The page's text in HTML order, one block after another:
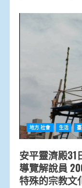
地方.社會 生活
安平靈濟殿31
導覽解說員
特殊的宗教文